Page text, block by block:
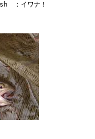
：イワナ！